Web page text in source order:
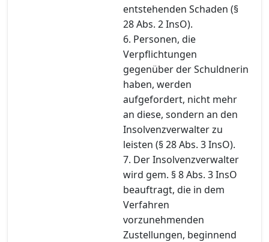
entstehenden Schaden (§
28 Abs. 2 InsO).
6. Personen, die
Verpflichtungen
gegenüber der Schuldnerin
haben, werden
aufgefordert, nicht mehr
an diese, sondern an den
Insolvenzverwalter zu
leisten (§ 28 Abs. 3 InsO).
7. Der Insolvenzverwalter
wird gem. § 8 Abs. 3 InsO
beauftragt, die in dem
Verfahren
vorzunehmenden
Zustellungen, beginnend